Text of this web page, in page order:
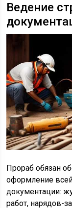
Ведение
Прораб обязан
оформление
документации:
работ, нарядов-